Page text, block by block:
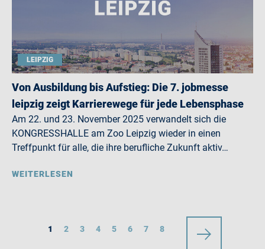
LEIPZIG
Von Ausbildung bis Aufstieg: Die 7. jobmesse
leipzig zeigt Karrierewege für jede Lebensphase
Am 22. und 23. November 2025 verwandelt sich die
KONGRESSHALLE am Zoo Leipzig wieder in einen
Treffpunkt für alle, die ihre berufliche Zukunft aktiv…
WEITERLESEN
1 2 3 4 5 6 7 8